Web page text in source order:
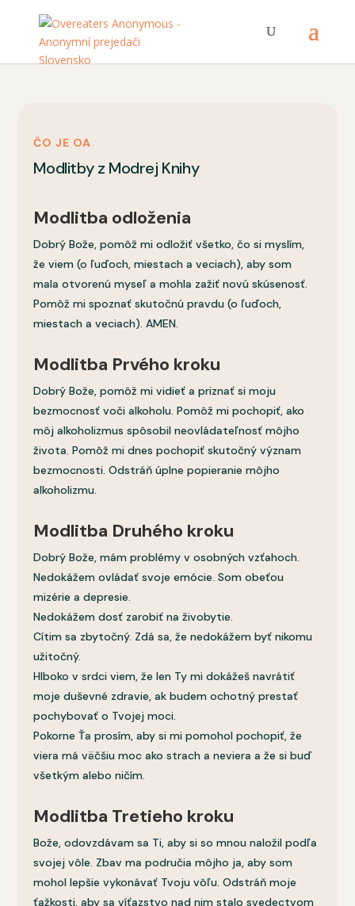
ČO JE OA
Modlitby z Modrej Knihy
Modlitba odloženia
Dobrý Bože, pomôž mi odložiť všetko, čo si myslím,
že viem (o ľuďoch, miestach a veciach), aby som
mala otvorenú myseľ a mohla zažiť novú skúsenosť.
Pomôž mi spoznať skutočnú pravdu (o ľuďoch,
miestach a veciach). AMEN.
Modlitba Prvého kroku
Dobrý Bože, pomôž mi vidieť a priznať si moju
bezmocnosť voči alkoholu. Pomôž mi pochopiť, ako
môj alkoholizmus spôsobil neovládateľnosť môjho
života. Pomôž mi dnes pochopiť skutočný význam
bezmocnosti. Odstráň úplne popieranie môjho
alkoholizmu.
Modlitba Druhého kroku
Dobrý Bože, mám problémy v osobných vzťahoch.
Nedokážem ovládať svoje emócie. Som obeťou
mizérie a depresie.
Nedokážem dosť zarobiť na živobytie.
Cítim sa zbytočný. Zdá sa, že nedokážem byť nikomu
užitočný.
Hlboko v srdci viem, že len Ty mi dokážeš navrátiť
moje duševné zdravie, ak budem ochotný prestať
pochybovať o Tvojej moci.
Pokorne Ťa prosím, aby si mi pomohol pochopiť, že
viera má väčšiu moc ako strach a neviera a že si buď
všetkým alebo ničím.
Modlitba Tretieho kroku
Bože, odovzdávam sa Ti, aby si so mnou naložil podľa
svojej vôle. Zbav ma područia môjho ja, aby som
mohol lepšie vykonávať Tvoju vôľu. Odstráň moje
ťažkosti, aby sa víťazstvo nad nim stalo svedectvom